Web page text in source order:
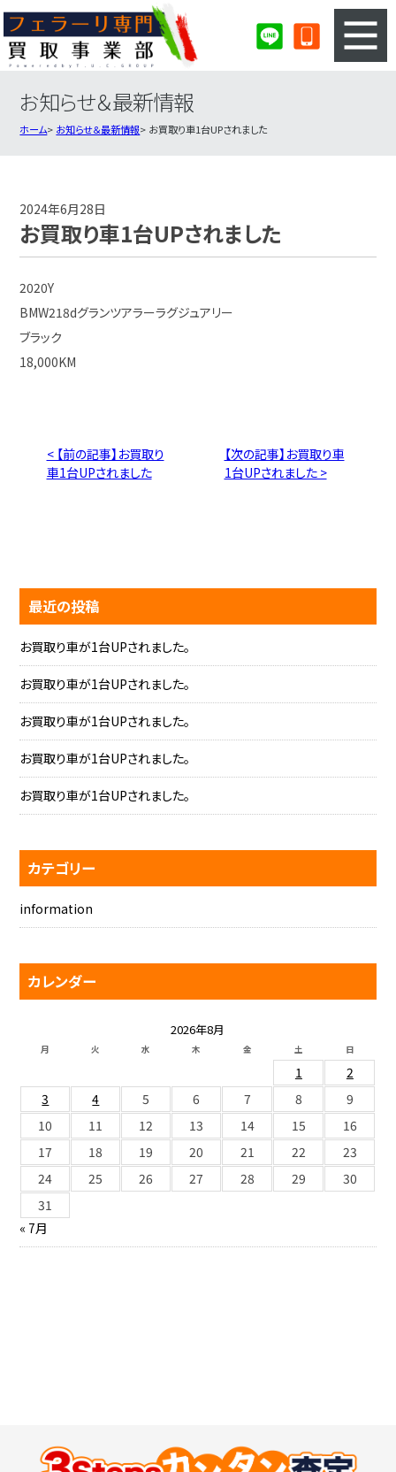
3ステップのカンタン査定
フェラーリ買取実績
お知らせ＆最新情報
ホーム お知らせ＆最新情報 お買取り車1台UPされました
2024年6月28日
お買取り車1台UPされました
2020Y
BMW218dグランツアラーラグジュアリー
ブラック
18,000KM
< 【前の記事】お買取り
車1台UPされました
【次の記事】お買取り車
1台UPされました >
最近の投稿
お買取り車が1台UPされました。
お買取り車が1台UPされました。
お買取り車が1台UPされました。
お買取り車が1台UPされました。
お買取り車が1台UPされました。
カテゴリー
information
カレンダー
2026年8月
月 火 水 木 金 土 日
1
2
3
4 5 6 7 8
9
10
11 12 13 14 15
16
17
18 19 20 21 22
23
24
25 26 27 28 29
30
31
« 7月